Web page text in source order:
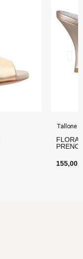
Tallone
FLORA
155,00